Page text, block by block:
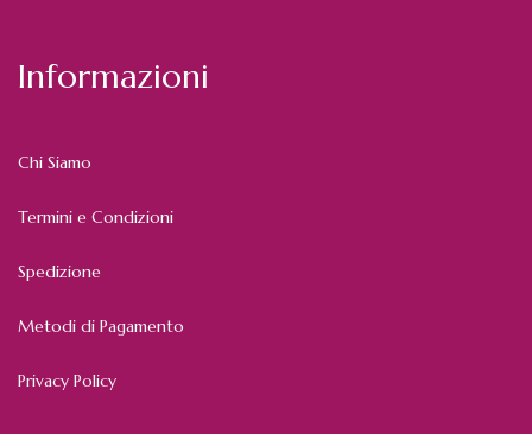
Informazioni
Chi Siamo
Termini e Condizioni
Spedizione
Metodi di Pagamento
Privacy Policy